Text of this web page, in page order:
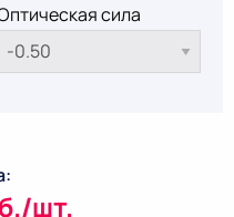
сила
шт.